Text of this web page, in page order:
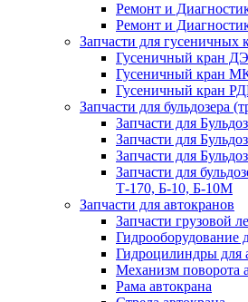
Ремонт и
Ремонт и
Запчасти для гусеничных
Гусеничный кран
Гусеничный кран
Гусеничный кран
Запчасти для бульдозера
Запчасти для
Запчасти для
Запчасти для
Запчасти для
Т-170, Б-10, Б-10М
Запчасти для автокранов
Запчасти грузовой
Гидрооборудование
Гидроцилиндры для
Механизм поворота
Рама автокрана